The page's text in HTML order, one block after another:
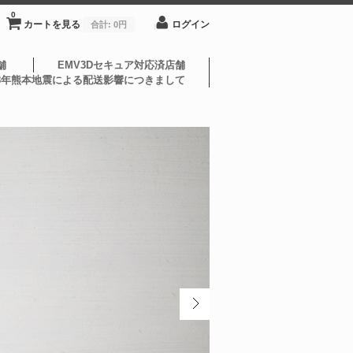
カートを見る
0
合計: 0円 ログイン
EMV3Dセキュア対応済店舗
熊本地震による配送影響につきまして